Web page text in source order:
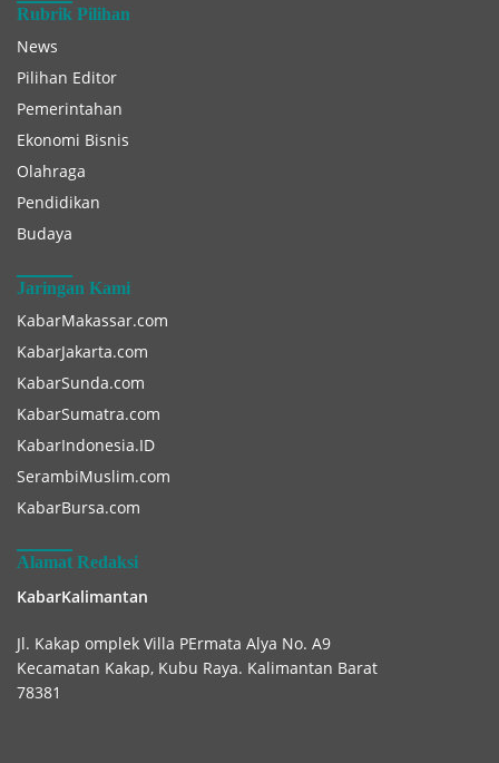
Rubrik Pilihan
News
Pilihan Editor
Pemerintahan
Ekonomi Bisnis
Olahraga
Pendidikan
Budaya
Jaringan Kami
KabarMakassar.com
KabarJakarta.com
KabarSunda.com
KabarSumatra.com
KabarIndonesia.ID
SerambiMuslim.com
KabarBursa.com
Alamat Redaksi
KabarKalimantan
Jl. Kakap omplek Villa PErmata Alya No. A9
Kecamatan Kakap, Kubu Raya. Kalimantan Barat
78381